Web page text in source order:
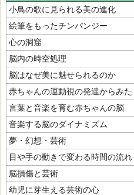
小鳥の歌に見られる美の進化
絵筆をもったチンパンジー
心の洞窟
脳内の時空処理
脳はなぜ美に魅せられるのか
赤ちゃんの運動視の発達からみ
言葉と音楽を育む赤ちゃんの脳
音楽する脳のダイナミズム
夢・幻想・芸術
目や手の動きで変わる時間の流れ
脳損傷と芸術
幼児に芽生える芸術の心